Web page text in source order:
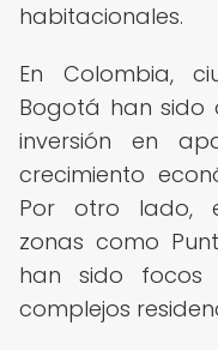
habitacionales.
En Colombia,
Bogotá han sido
inversión en
crecimiento
Por otro lado,
zonas como
han sido focos
complejos